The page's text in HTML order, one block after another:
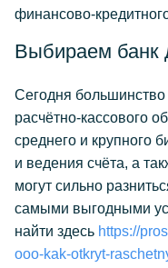
финансово-
Выбираем банк
Сегодня большинство
расчётно-кассового
среднего и крупного
и ведения счёта, а
могут сильно
самыми выгодными
найти здесь https://
ooo-kak-otkryt-